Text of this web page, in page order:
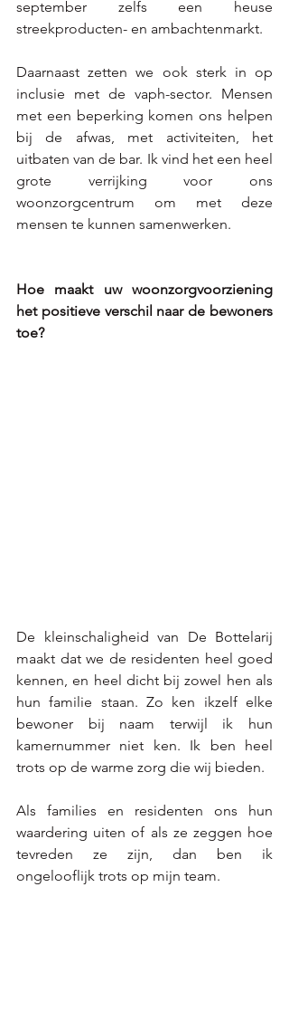
september zelfs een heuse
streekproducten- en ambachtenmarkt.
Daarnaast zetten we ook sterk in op
inclusie met de vaph-sector. Mensen
met een beperking komen ons helpen
bij de afwas, met activiteiten, het
uitbaten van de bar. Ik vind het een heel
grote verrijking voor ons
woonzorgcentrum om met deze
mensen te kunnen samenwerken.
Hoe maakt uw woonzorgvoorziening
het positieve verschil naar de bewoners
toe?
De kleinschaligheid van De Bottelarij
maakt dat we de residenten heel goed
kennen, en heel dicht bij zowel hen als
hun familie staan. Zo ken ikzelf elke
bewoner bij naam terwijl ik hun
kamernummer niet ken. Ik ben heel
trots op de warme zorg die wij bieden.
Als families en residenten ons hun
waardering uiten of als ze zeggen hoe
tevreden ze zijn, dan ben ik
ongelooflijk trots op mijn team.